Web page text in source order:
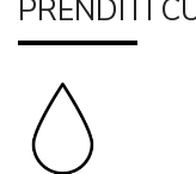
PRENDITI